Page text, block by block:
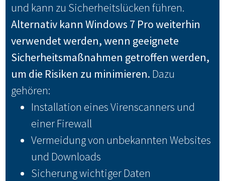
und kann zu Sicherheitslücken führen.
Alternativ kann Windows 7 Pro weiterhin
verwendet werden, wenn geeignete
Sicherheitsmaßnahmen getroffen werden,
um die Risiken zu minimieren. Dazu
gehören:
Installation eines Virenscanners und
einer Firewall
Vermeidung von unbekannten Websites
und Downloads
Sicherung wichtiger Daten